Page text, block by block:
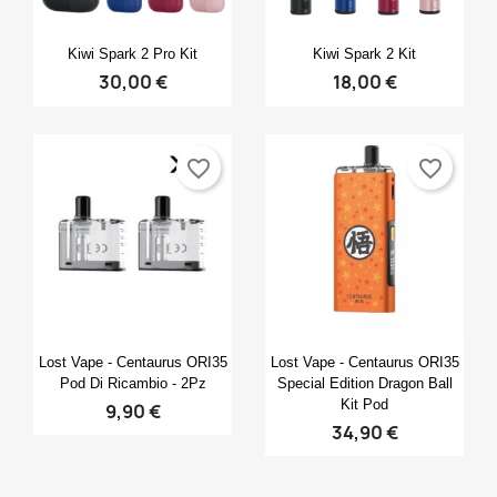
 Anteprima
Kiwi Spark 2 Pro Kit
30,00 €
Anteprima
Kiwi Spark 2 Kit
18,00 €
Anteprima
Lost Vape - Centaurus ORI35
Pod Di Ricambio - 2Pz
9,90 €
favorite_border
Anteprima
Lost Vape - Centaurus ORI35
Special Edition Dragon Ball
Kit Pod
34,90 €
favorite_border